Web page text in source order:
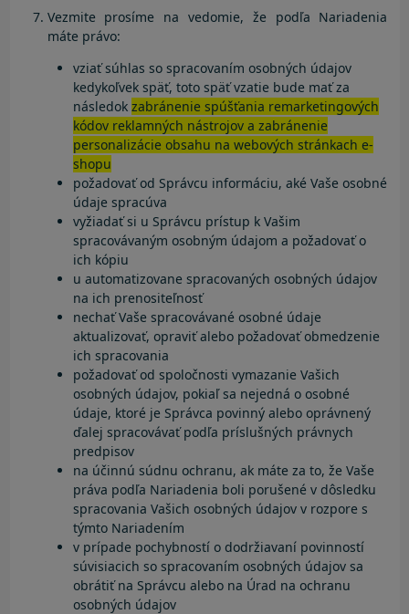
Vezmite prosíme na vedomie, že podľa Nariadenia
máte právo:
vziať súhlas so spracovaním osobných údajov
kedykoľvek späť, toto späť vzatie bude mať za
následok zabránenie spúšťania remarketingových
kódov reklamných nástrojov a zabránenie
personalizácie obsahu na webových stránkach e-
shopu
požadovať od Správcu informáciu, aké Vaše osobné
údaje spracúva
vyžiadať si u Správcu prístup k Vašim
spracovávaným osobným údajom a požadovať o
ich kópiu
u automatizovane spracovaných osobných údajov
na ich prenositeľnosť
nechať Vaše spracovávané osobné údaje
aktualizovať, opraviť alebo požadovať obmedzenie
ich spracovania
požadovať od spoločnosti vymazanie Vašich
osobných údajov, pokiaľ sa nejedná o osobné
údaje, ktoré je Správca povinný alebo oprávnený
ďalej spracovávať podľa príslušných právnych
predpisov
na účinnú súdnu ochranu, ak máte za to, že Vaše
práva podľa Nariadenia boli porušené v dôsledku
spracovania Vašich osobných údajov v rozpore s
týmto Nariadením
v prípade pochybností o dodržiavaní povinností
súvisiacich so spracovaním osobných údajov sa
obrátiť na Správcu alebo na Úrad na ochranu
osobných údajov